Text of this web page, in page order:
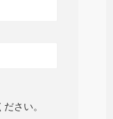
さい。